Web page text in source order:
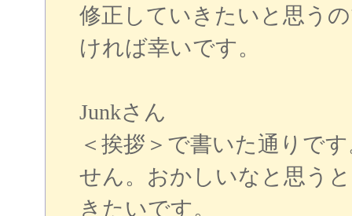
修正していきたいと思う
ければ幸いです。
Junkさん
＜挨拶＞で書いた通りで
せん。おかしいなと思う
きたいです。